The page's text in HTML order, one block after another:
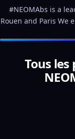
#NEOMAbs is a
Rouen and Paris We
Tous